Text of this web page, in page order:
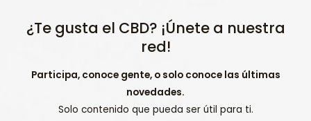
¿Te gusta el CBD? ¡Únete a nuestra
red!
Participa, conoce gente, o solo conoce las últimas
novedades.
Solo contenido que pueda ser útil para ti.